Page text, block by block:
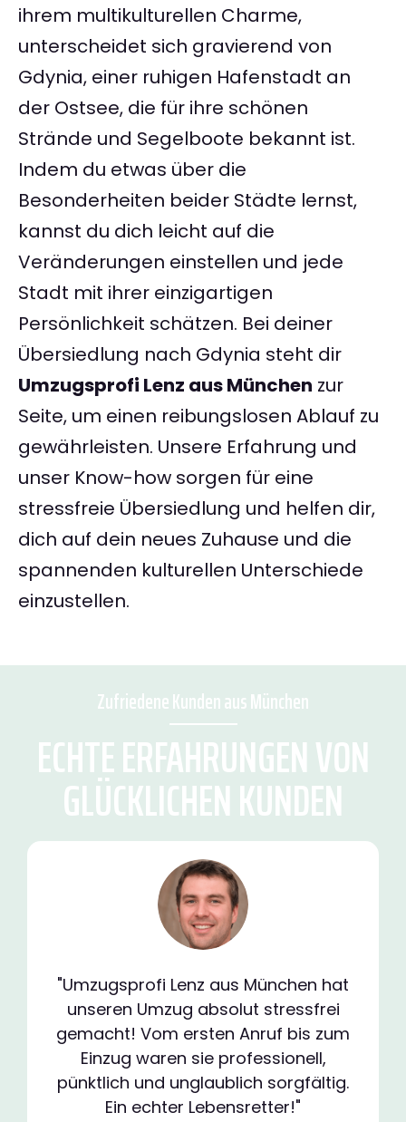
ihrem multikulturellen Charme,
unterscheidet sich gravierend von
Gdynia, einer ruhigen Hafenstadt an
der Ostsee, die für ihre schönen
Strände und Segelboote bekannt ist.
Indem du etwas über die
Besonderheiten beider Städte lernst,
kannst du dich leicht auf die
Veränderungen einstellen und jede
Stadt mit ihrer einzigartigen
Persönlichkeit schätzen. Bei deiner
Übersiedlung nach Gdynia steht dir
Umzugsprofi Lenz aus München zur
Seite, um einen reibungslosen Ablauf zu
gewährleisten. Unsere Erfahrung und
unser Know-how sorgen für eine
stressfreie Übersiedlung und helfen dir,
dich auf dein neues Zuhause und die
spannenden kulturellen Unterschiede
einzustellen.
Zufriedene Kunden aus München
ECHTE ERFAHRUNGEN VON
GLÜCKLICHEN KUNDEN
"Umzugsprofi Lenz aus München hat
unseren Umzug absolut stressfrei
gemacht! Vom ersten Anruf bis zum
Einzug waren sie professionell,
pünktlich und unglaublich sorgfältig.
Ein echter Lebensretter!"